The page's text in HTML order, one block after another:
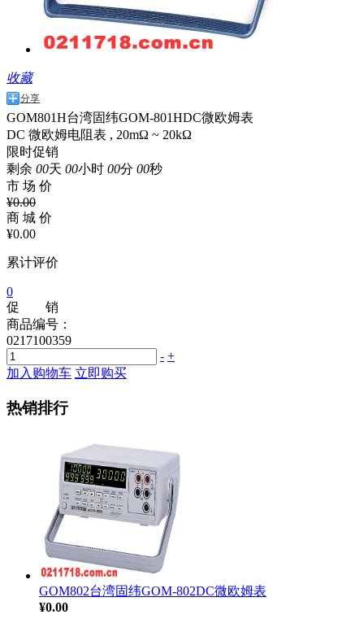
收藏
分享
GOM801H台湾固纬GOM-801HDC微欧姆表
DC 微欧姆电阻表 , 20mΩ ~ 20kΩ
限时促销
剩余 00天 00小时 00分 00秒
市 场 价
¥0.00
商 城 价
¥0.00
累计评价
0
促 销
商品编号：
0217100359
- +
加入购物车 立即购买
热销排行
GOM802台湾固纬GOM-802DC微欧姆表
¥0.00